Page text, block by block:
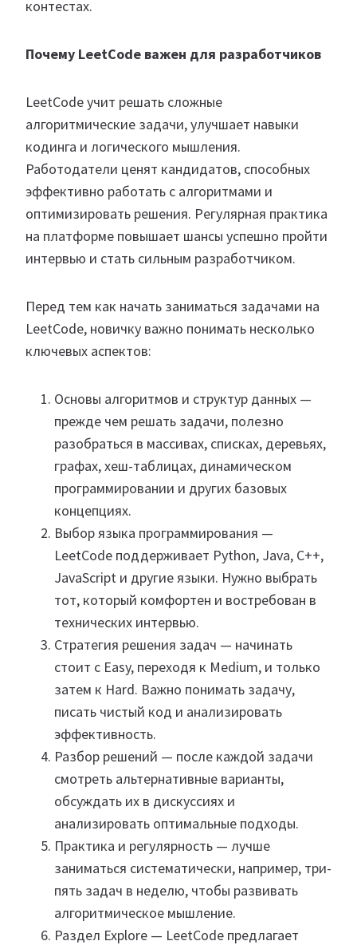
контестах.
Почему LeetCode важен для разработчиков
LeetCode учит решать сложные
алгоритмические задачи, улучшает навыки
кодинга и логического мышления.
Работодатели ценят кандидатов, способных
эффективно работать с алгоритмами и
оптимизировать решения. Регулярная практика
на платформе повышает шансы успешно пройти
интервью и стать сильным разработчиком.
Перед тем как начать заниматься задачами на
LeetCode, новичку важно понимать несколько
ключевых аспектов:
Основы алгоритмов и структур данных —
прежде чем решать задачи, полезно
разобраться в массивах, списках, деревьях,
графах, хеш-таблицах, динамическом
программировании и других базовых
концепциях.
Выбор языка программирования —
LeetCode поддерживает Python, Java, C++,
JavaScript и другие языки. Нужно выбрать
тот, который комфортен и востребован в
технических интервью.
Стратегия решения задач — начинать
стоит с Easy, переходя к Medium, и только
затем к Hard. Важно понимать задачу,
писать чистый код и анализировать
эффективность.
Разбор решений — после каждой задачи
смотреть альтернативные варианты,
обсуждать их в дискуссиях и
анализировать оптимальные подходы.
Практика и регулярность — лучше
заниматься систематически, например, три-
пять задач в неделю, чтобы развивать
алгоритмическое мышление.
Раздел Explore — LeetCode предлагает